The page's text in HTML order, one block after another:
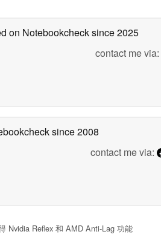
on Notebookchecksince 2025
contact me
since 2008
contact me via:
Nvidia Reflex 和 AMD Anti-Lag 功能